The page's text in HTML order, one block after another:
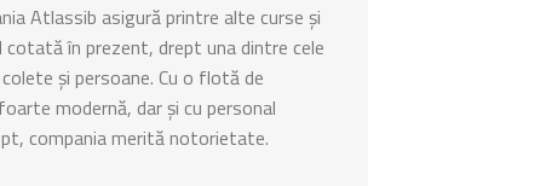
Atlassib asigură printre alte curse și
cotată în prezent, drept una dintre cele
și persoane. Cu o flotă de
modernă, dar și cu personal
compania merită notorietate.